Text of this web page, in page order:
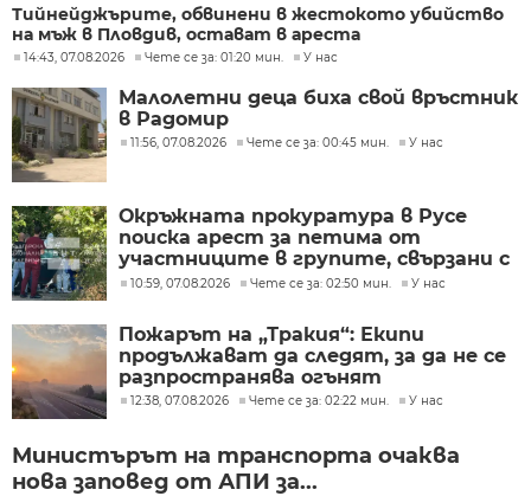
Тийнейджърите, обвинени в жестокото убийство
на мъж в Пловдив, остават в ареста
14:43, 07.08.2026 Чете се за: 01:20 мин. У нас
Малолетни деца биха свой връстник
в Радомир
11:56, 07.08.2026 Чете се за: 00:45 мин. У нас
Окръжната прокуратура в Русе
поиска арест за петима от
участниците в групите, свързани с
разбитата лаборатория за
10:59, 07.08.2026 Чете се за: 02:50 мин. У нас
Пожарът на „Тракия“: Екипи
продължават да следят, за да не се
разпространява огънят
12:38, 07.08.2026 Чете се за: 02:22 мин. У нас
Министърът на транспорта очаква
нова заповед от АПИ за...